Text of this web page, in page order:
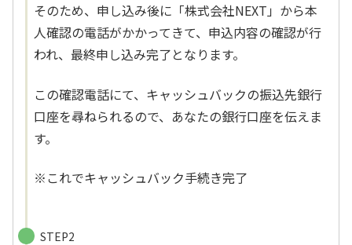
そのため、申し込み後に「株式会社NEXT」から本
人確認の電話がかかってきて、申込内容の確認が行
われ、最終申し込み完了となります。
この確認電話にて、キャッシュバックの振込先銀行
口座を尋ねられるので、あなたの銀行口座を伝えま
す。
※これでキャッシュバック手続き完了
STEP2